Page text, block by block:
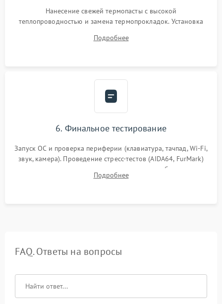
Нанесение свежей термопасты с высокой
теплопроводностью и замена термопрокладок. Установка
шлейфов, модулей памяти и накопителей. Предварительная
Подробнее
6. Финальное тестирование
Запуск ОС и проверка периферии (клавиатура, тачпад, Wi-Fi,
звук, камера). Проведение стресс-тестов (AIDA64, FurMark)
для контроля температурного режима и стабильности
системы под пиковой нагрузкой.
Подробнее
FAQ. Ответы на вопросы